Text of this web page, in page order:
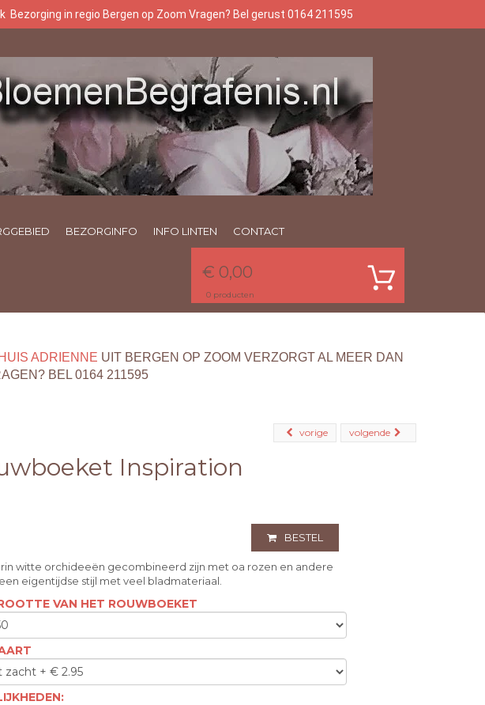
Bezorging in regio Bergen op Zoom Vragen? Bel gerust 0164 211595
BEZORGINFO INFO LINTEN CONTACT
€ 0,00
0 producten
ADRIENNE UIT BERGEN OP ZOOM VERZORGT AL MEER DAN
BEL 0164 211595
volgende
vorige
Inspiration
BESTEL
witte orchideeën gecombineerd zijn met oa rozen en andere
eigentijdse stijl met veel bladmateriaal.
VAN HET ROUWBOEKET